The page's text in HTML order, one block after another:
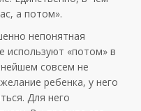
а потом».
непонятная
используют «потом» в
совсем не
ребенка, у него
Для него